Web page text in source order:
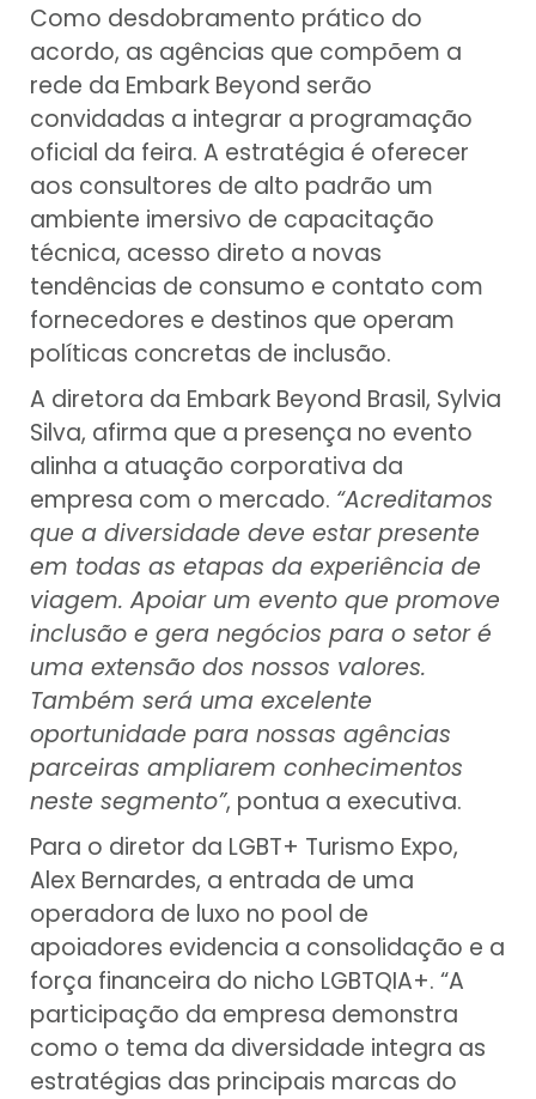
Como desdobramento prático do
acordo, as agências que compõem a
rede da Embark Beyond serão
convidadas a integrar a programação
oficial da feira. A estratégia é oferecer
aos consultores de alto padrão um
ambiente imersivo de capacitação
técnica, acesso direto a novas
tendências de consumo e contato com
fornecedores e destinos que operam
políticas concretas de inclusão.
A diretora da Embark Beyond Brasil, Sylvia
Silva, afirma que a presença no evento
alinha a atuação corporativa da
empresa com o mercado. “Acreditamos
que a diversidade deve estar presente
em todas as etapas da experiência de
viagem. Apoiar um evento que promove
inclusão e gera negócios para o setor é
uma extensão dos nossos valores.
Também será uma excelente
oportunidade para nossas agências
parceiras ampliarem conhecimentos
neste segmento”, pontua a executiva.
Para o diretor da LGBT+ Turismo Expo,
Alex Bernardes, a entrada de uma
operadora de luxo no pool de
apoiadores evidencia a consolidação e a
força financeira do nicho LGBTQIA+. “A
participação da empresa demonstra
como o tema da diversidade integra as
estratégias das principais marcas do